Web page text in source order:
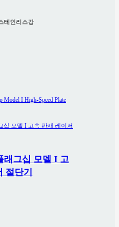
테인리스강
래그십 모델 I 고
절단기